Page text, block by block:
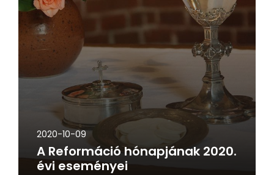
2020-10-09
A Reformáció hónapjának 2020.
évi eseményei